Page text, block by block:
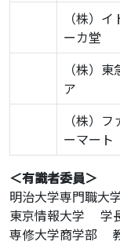
（株）
ーカ堂
（株）
ア
（株）フ
ーマート
＜有識者委員＞
明治大学専門職
東京情報大
専修大学商学部